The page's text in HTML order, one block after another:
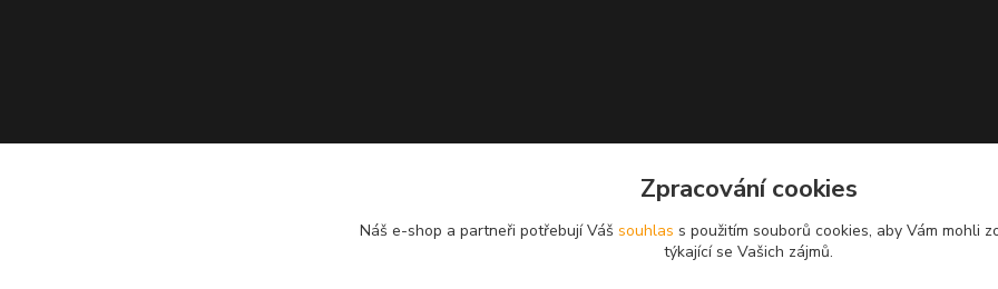
Zpracování cookies
Náš e-shop a partneři potřebují Váš souhlas s použitím souborů cookies, aby Vám mohli
týkající se Vašich zájmů.